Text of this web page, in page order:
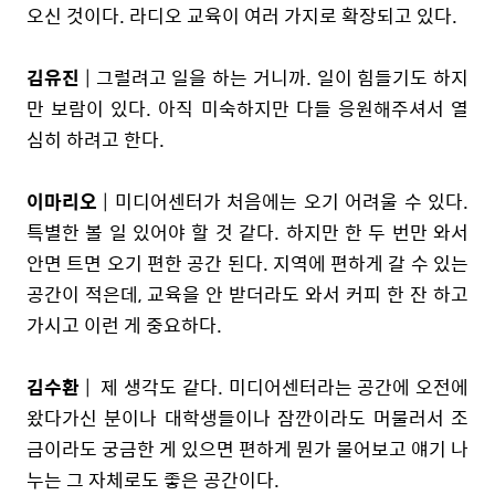
오신 것이다. 라디오 교육이 여러 가지로 확장되고 있다.
김유진 | 그럴려고 일을 하는 거니까. 일이 힘들기도 하지
만 보람이 있다. 아직 미숙하지만 다들 응원해주셔서 열
심히 하려고 한다.
이마리오 | 미디어센터가 처음에는 오기 어려울 수 있다.
특별한 볼 일 있어야 할 것 같다. 하지만 한 두 번만 와서
안면 트면 오기 편한 공간 된다. 지역에 편하게 갈 수 있는
공간이 적은데, 교육을 안 받더라도 와서 커피 한 잔 하고
가시고 이런 게 중요하다.
김수환 | 제 생각도 같다. 미디어센터라는 공간에 오전에
왔다가신 분이나 대학생들이나 잠깐이라도 머물러서 조
금이라도 궁금한 게 있으면 편하게 뭔가 물어보고 얘기 나
누는 그 자체로도 좋은 공간이다.